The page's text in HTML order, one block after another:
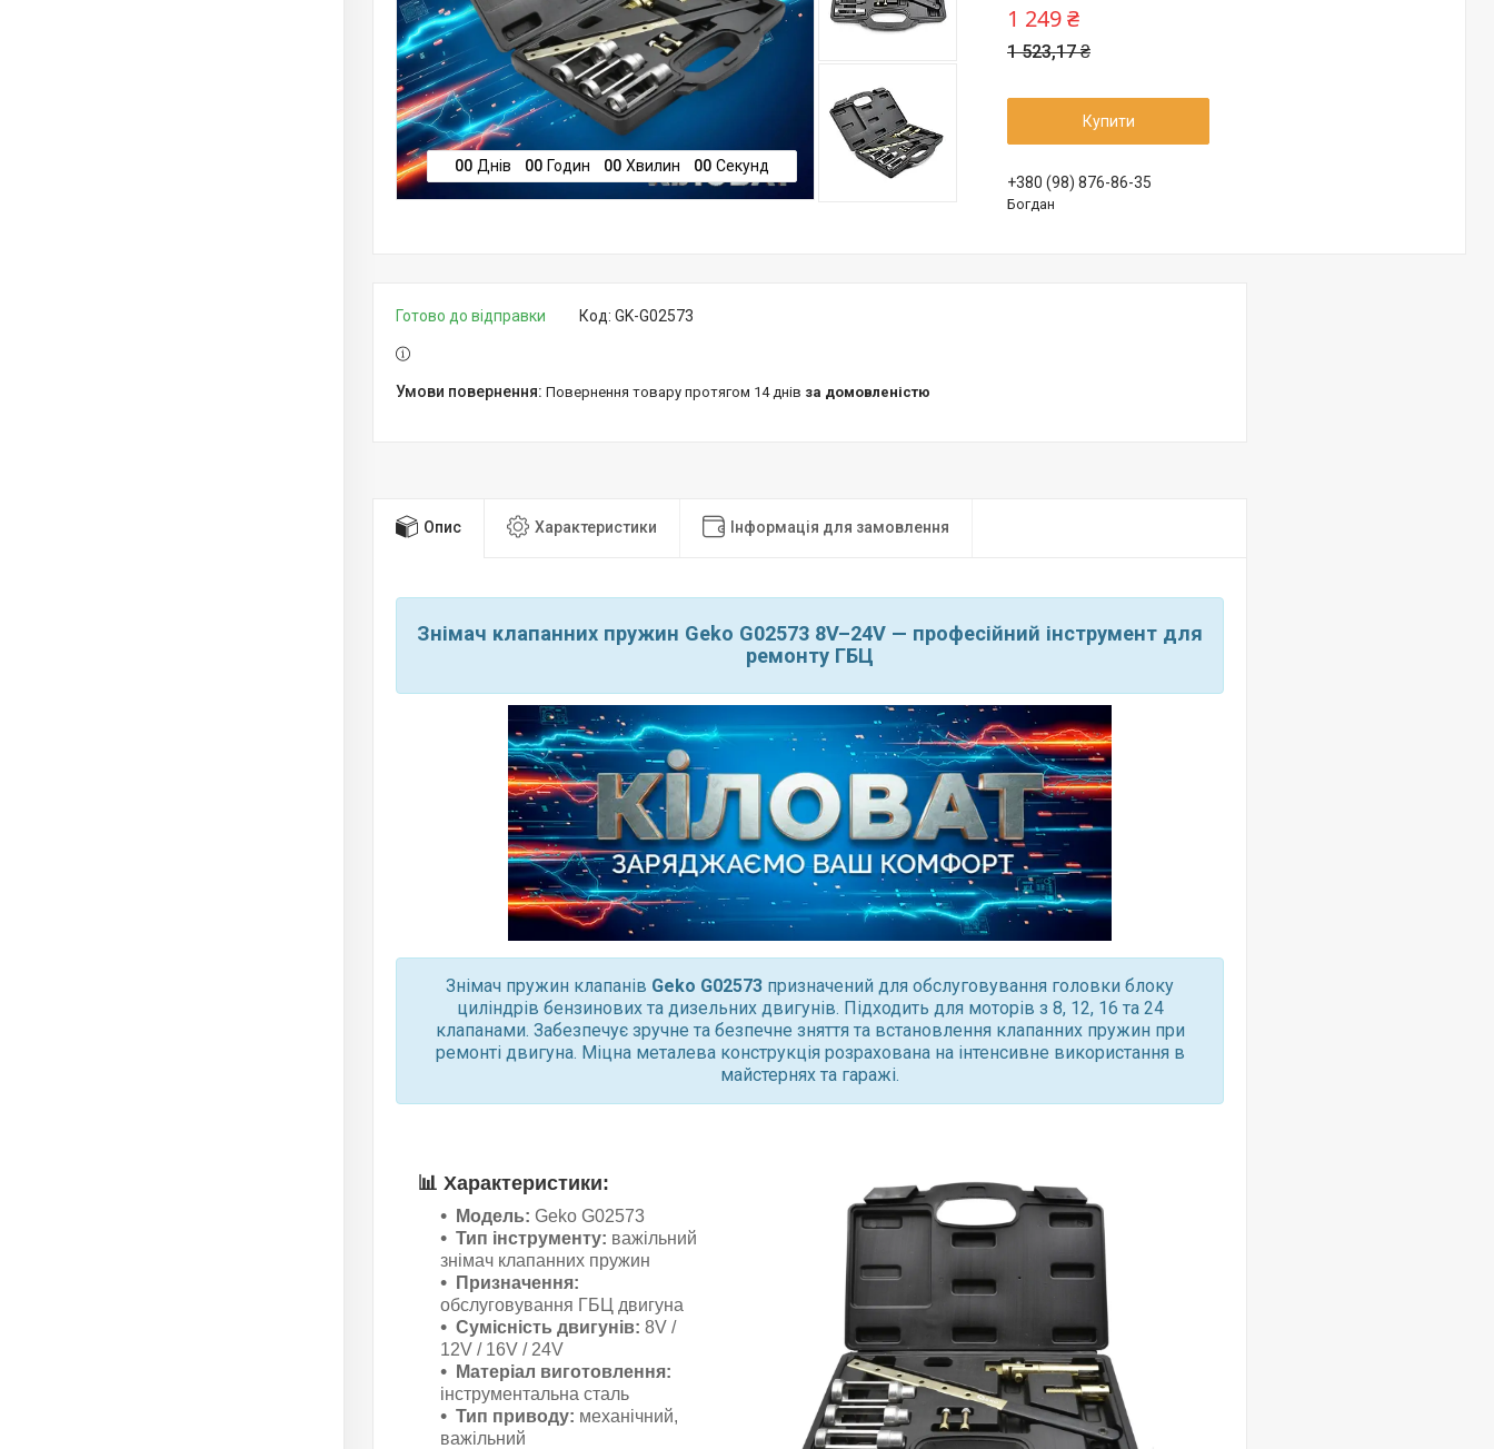
00 Днів 00 Годин 00 Хвилин 00 Секунд
1 523,17 ₴
1 249 ₴
Купити
+380 (98) 876-86-35
Богдан
Готово до відправки Код: GK-G02573
повернення товару протягом 14 днів за домовленістю
Опис Характеристики Інформація для замовлення
Знімач клапанних пружин Geko G02573 8V–24V — професійний інструмент для
ремонту ГБЦ
Знімач пружин клапанів Geko G02573 призначений для обслуговування головки блоку
циліндрів бензинових та дизельних двигунів. Підходить для моторів з 8, 12, 16 та 24
клапанами. Забезпечує зручне та безпечне зняття та встановлення клапанних пружин при
ремонті двигуна. Міцна металева конструкція розрахована на інтенсивне використання в
майстернях та гаражі.
📊 Характеристики:
Модель: Geko G02573
Тип інструменту: важільний
знімач клапанних пружин
Призначення:
обслуговування ГБЦ двигуна
Сумісність двигунів: 8V /
12V / 16V / 24V
Матеріал виготовлення:
інструментальна сталь
Тип приводу: механічний,
важільний